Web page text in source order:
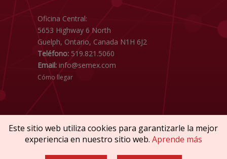
Oficina Central:
5653 Highway 6 North
Guelph, Ontario, Canada N1H 6J2
Teléfono: 519.821.5060
Email: info@semex.com
Cómo llegar
Copyright © 2026 SEMEX. Todos los derechos
Este sitio web utiliza cookies para garantizarle la mejor
experiencia en nuestro sitio web. Aprende más